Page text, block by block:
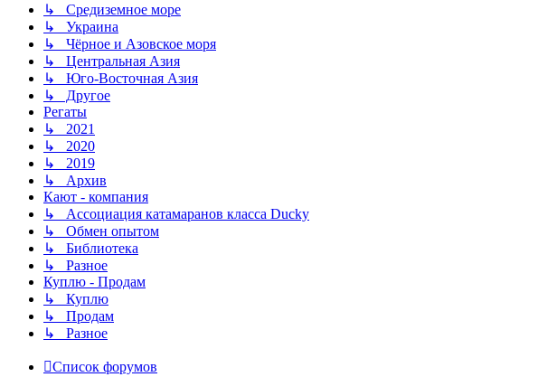
↳ Средиземное море
↳ Украина
↳ Чёрное и Азовское моря
↳ Центральная Азия
↳ Юго-Восточная Азия
↳ Другое
Регаты
↳ 2021
↳ 2020
↳ 2019
↳ Архив
Кают - компания
↳ Ассоциация катамаранов класса Ducky
↳ Обмен опытом
↳ Библиотека
↳ Разное
Куплю - Продам
↳ Куплю
↳ Продам
↳ Разное
Список форумов